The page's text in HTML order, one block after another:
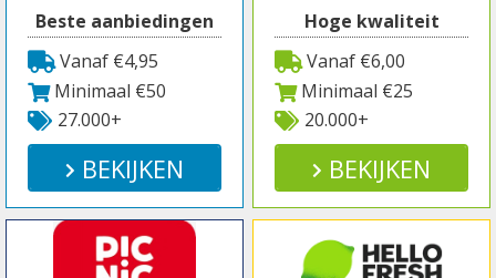
Beste aanbiedingen
Vanaf €4,95
Minimaal €50
27.000+
BEKIJKEN
Hoge kwaliteit
Vanaf €6,00
Minimaal €25
20.000+
BEKIJKEN